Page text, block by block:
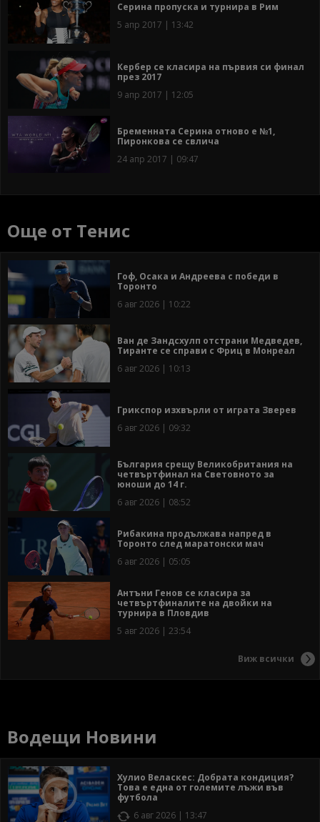
Серина пропуска и турнира в Рим
5 апр 2017 | 13:42
Кербер се класира на първия си финал
през 2017
9 апр 2017 | 12:05
Бременната Серина отново е №1,
Пиронкова се свлича
24 апр 2017 | 09:47
Още от Тенис
Гоф, Осака и Андреева с победи в
Торонто
6 авг 2026 | 10:22
Ван де Зандсхулп отстрани Медведев,
Тиранте се справи с Фриц в Монреал
6 авг 2026 | 10:13
Грикспор изхвърли от играта Зверев
6 авг 2026 | 09:32
България срещу Великобритания на
четвъртфинал на Световното за
юноши до 14 г.
6 авг 2026 | 08:52
Рибакина продължава напред в
Торонто след маратонски мач
6 авг 2026 | 05:05
Антъни Генов се класира за
четвъртфиналите на двойки на
турнира в Пловдив
5 авг 2026 | 23:54
Виж всички
Водещи Новини
Хулио Веласкес: Добрата кондиция?
Това е една от големите лъжи във
футбола
6 авг 2026 | 13:47